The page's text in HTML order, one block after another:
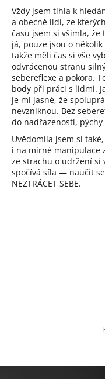
Vždy jsem tíhla k
a obecně lidí, ze
času jsem si všimla,
já, pouze jsou o
takže měli čas si vše
odvrácenou stranu
sebereflexe a pokora.
body při práci s lidmi.
je mi jasné, že
nevzniknou. Bez
do nadřazenosti,
Uvědomila jsem si
i na mírné manipulace
ze strachu o udržení si
spočívá síla — naučit se
NEZTRÁCET SEBE.